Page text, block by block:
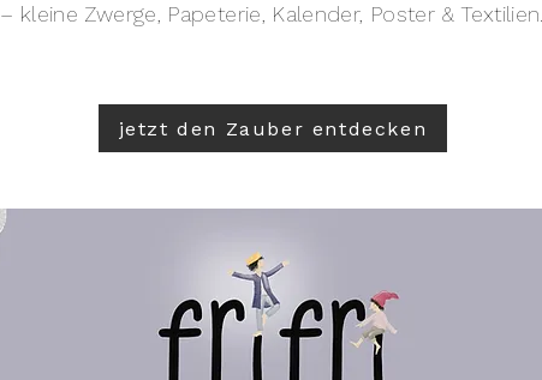
– kleine Zwerge, Papeterie, Kalender, Poster &
jetzt den Zauber entdecken